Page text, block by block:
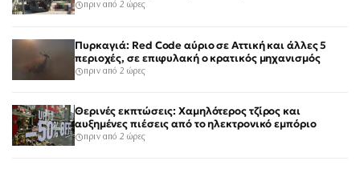
πριν από 2 ώρες
Πυρκαγιά: Red Code αύριο σε Αττική και άλλες 5
περιοχές, σε επιφυλακή ο κρατικός μηχανισμός
πριν από 2 ώρες
Θερινές εκπτώσεις: Χαμηλότερος τζίρος και
αυξημένες πιέσεις από το ηλεκτρονικό εμπόριο
πριν από 2 ώρες